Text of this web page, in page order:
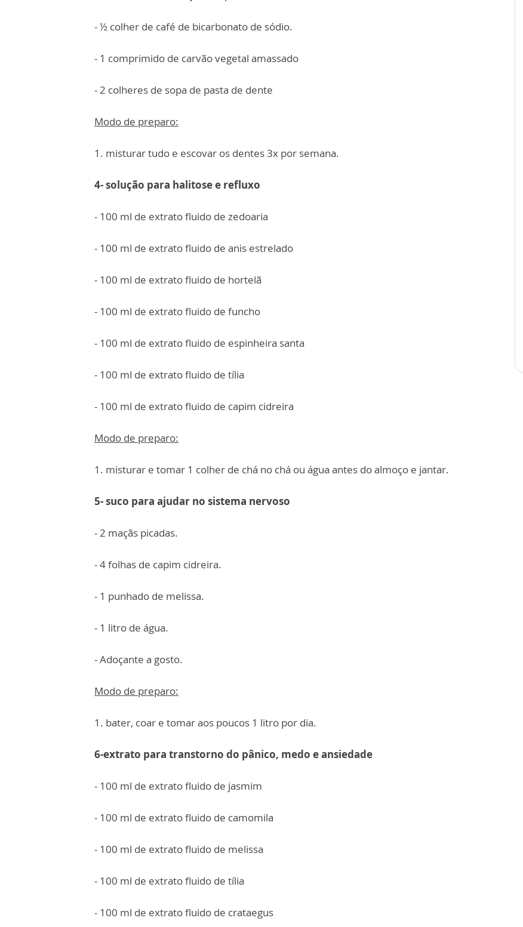
- ½ colher de café de bicarbonato de sódio.
- 1 comprimido de carvão vegetal amassado
- 2 colheres de sopa de pasta de dente
Modo de preparo:
1. misturar tudo e escovar os dentes 3x por semana.
4- solução para halitose e refluxo
- 100 ml de extrato fluido de zedoaria
- 100 ml de extrato fluido de anis estrelado
- 100 ml de extrato fluido de hortelã
- 100 ml de extrato fluido de funcho
- 100 ml de extrato fluido de espinheira santa
- 100 ml de extrato fluido de tília
- 100 ml de extrato fluido de capim cidreira
Modo de preparo:
1. misturar e tomar 1 colher de chá no chá ou água antes do almoço e jantar.
5- suco para ajudar no sistema nervoso
- 2 maçãs picadas.
- 4 folhas de capim cidreira.
- 1 punhado de melissa.
- 1 litro de água.
- Adoçante a gosto.
Modo de preparo:
1. bater, coar e tomar aos poucos 1 litro por dia.
6-extrato para transtorno do pânico, medo e ansiedade
- 100 ml de extrato fluido de jasmim
- 100 ml de extrato fluido de camomila
- 100 ml de extrato fluido de melissa
- 100 ml de extrato fluido de tília
- 100 ml de extrato fluido de crataegus